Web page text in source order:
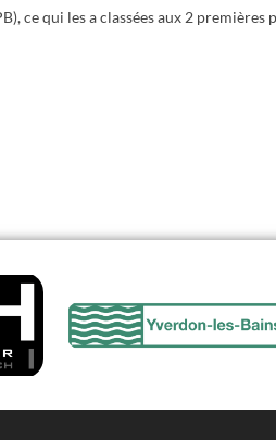
ce qui les a classées aux 2 premières